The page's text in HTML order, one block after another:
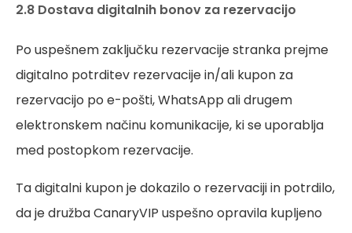
2.8 Dostava digitalnih bonov za rezervacijo
Po uspešnem zaključku rezervacije stranka prejme
digitalno potrditev rezervacije in/ali kupon za
rezervacijo po e-pošti, WhatsApp ali drugem
elektronskem načinu komunikacije, ki se uporablja
med postopkom rezervacije.
Ta digitalni kupon je dokazilo o rezervaciji in potrdilo,
da je družba CanaryVIP uspešno opravila kupljeno